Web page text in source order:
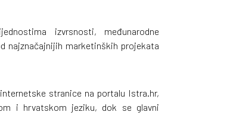
izvrsnosti, međunarodne
najznačajnijih marketinških projekata
stranice na portalu Istra.hr,
i hrvatskom jeziku, dok se glavni